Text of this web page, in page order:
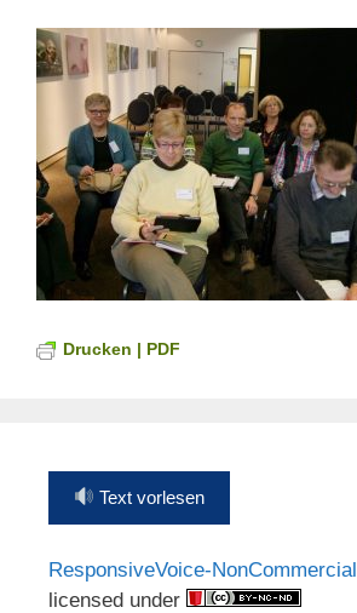
Drucken | PDF
Text vorlesen
ResponsiveVoice-NonCommercial
licensed under